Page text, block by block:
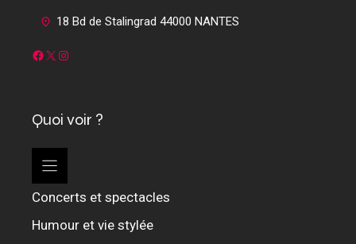
18 Bd de Stalingrad 44000 NANTES
Facebook
X Instagram
Quoi voir ?
Concerts et spectacles
Humour et vie stylée